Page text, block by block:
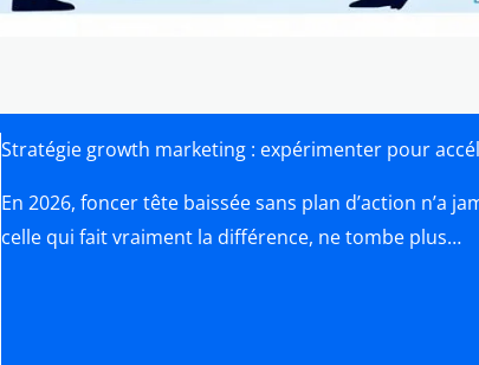
Stratégie growth marketing : expérimenter pour
En 2026, foncer tête baissée sans plan d’action n’a
celle qui fait vraiment la différence, ne tombe plus…